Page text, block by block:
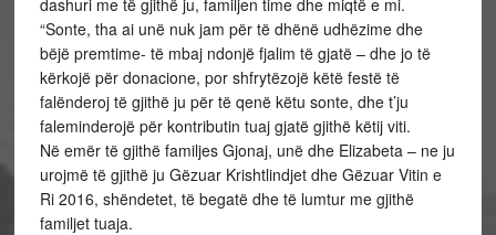
dashuri me të gjithë ju, familjen time dhe miqtë e mi.
“Sonte, tha ai unë nuk jam për të dhënë udhëzime dhe
bëjë premtime- të mbaj ndonjë fjalim të gjatë – dhe jo të
kërkojë për donacione, por shfrytëzojë këtë festë të
falënderoj të gjithë ju për të qenë këtu sonte, dhe t’ju
faleminderojë për kontributin tuaj gjatë gjithë këtij viti.
Në emër të gjithë familjes Gjonaj, unë dhe Elizabeta – ne ju
urojmë të gjithë ju Gëzuar Krishtlindjet dhe Gëzuar Vitin e
Ri 2016, shëndetet, të begatë dhe të lumtur me gjithë
familjet tuaja.